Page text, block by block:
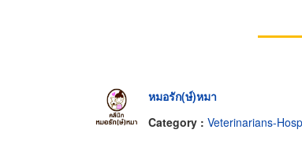
หมอรัก(ษ์)หมา
Category : Veterinarians-